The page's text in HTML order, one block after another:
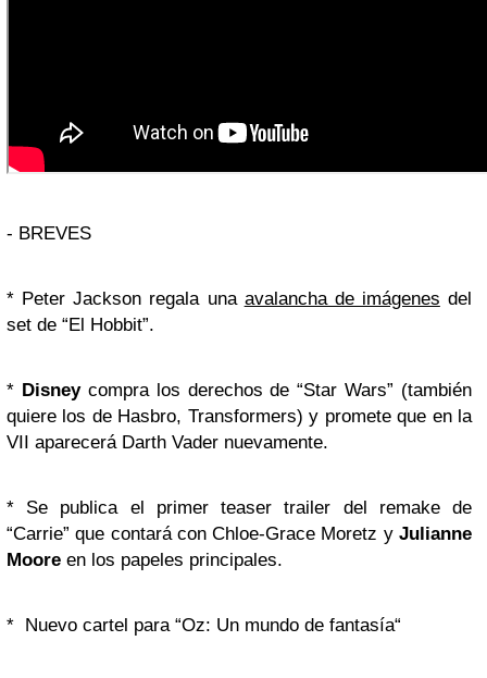
- BREVES
* Peter Jackson regala una avalancha de imágenes del
set de “El Hobbit”.
* Disneycompra los derechos de “Star Wars” (también
quiere los de Hasbro, Transformers) y promete que en la
VII aparecerá Darth Vader nuevamente.
* Se publica el primer teaser trailer del remake de
“Carrie” que contará con Chloe-Grace Moretz y Julianne
Moore en los papeles principales.
* Nuevo cartel para “Oz: Un mundo de fantasía“